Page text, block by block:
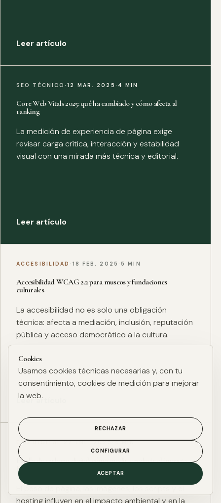
Leer artículo
SEO TÉCNICO·12 MAR. 2025 · 4 MIN
Core Web Vitals 2025: qué ha cambiado y cómo afecta al
ranking
La medición de experiencia de página exige
revisar carga crítica, interacción y estabilidad
visual con una mirada más técnica y editorial.
Leer artículo
ACCESIBILIDAD · 18 FEB. 2025 · 5 MIN
Accesibilidad WCAG 2.2 para museos y fundaciones
culturales
La accesibilidad no es solo una obligación
técnica: afecta a mediación, inclusión, reputación
pública y acceso democrático a la cultura.
Leer artículo
ESG DIGITAL·27 ENE. 2025·4 MIN
Huella de carbono digital: cómo medir y reducir el impacto
ESG de una web
El peso de página, las imágenes, los scripts y el
hosting influyen en el impacto ambiental y en la
Cookies
Usamos cookies técnicas necesarias y, con tu
consentimiento, cookies de medición para mejorar
la web.
RECHAZAR
CONFIGURAR
ACEPTAR